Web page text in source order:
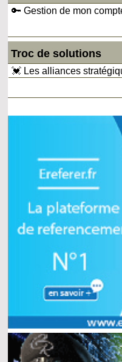
🔑 Gestion de mon
Troc de solutions
💓 Les alliances